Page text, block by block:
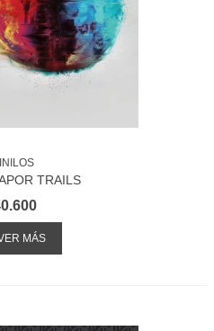
TRAILS
MÁS